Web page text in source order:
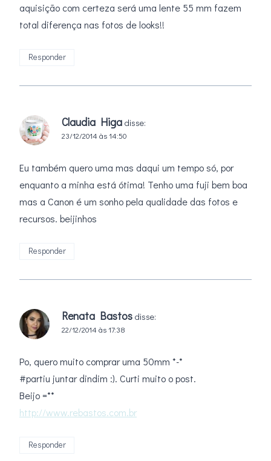
aquisição com certeza será uma lente 55 mm fazem
total diferença nas fotos de looks!!
Responder
Claudia Higa disse:
23/12/2014 às 14:50
Eu também quero uma mas daqui um tempo só, por
enquanto a minha está ótima! Tenho uma fuji bem boa
mas a Canon é um sonho pela qualidade das fotos e
recursos. beijinhos
Responder
Renata Bastos disse:
22/12/2014 às 17:38
Po, quero muito comprar uma 50mm *-*
#partiu juntar dindim :). Curti muito o post.
Beijo =**
http://www.rebastos.com.br
Responder